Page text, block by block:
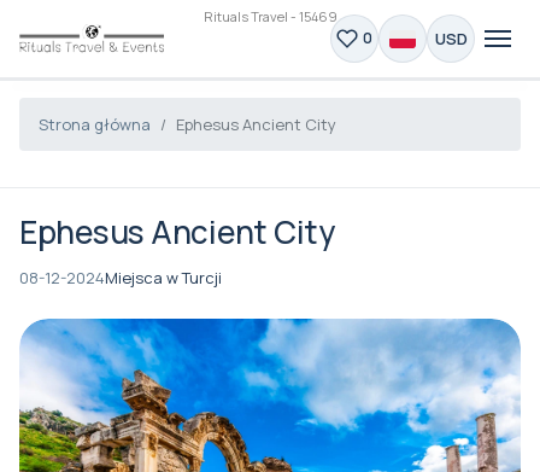
Rituals Travel - 15469
0 USD
Strona główna Ephesus Ancient City
Ephesus Ancient City
08-12-2024Miejsca w Turcji